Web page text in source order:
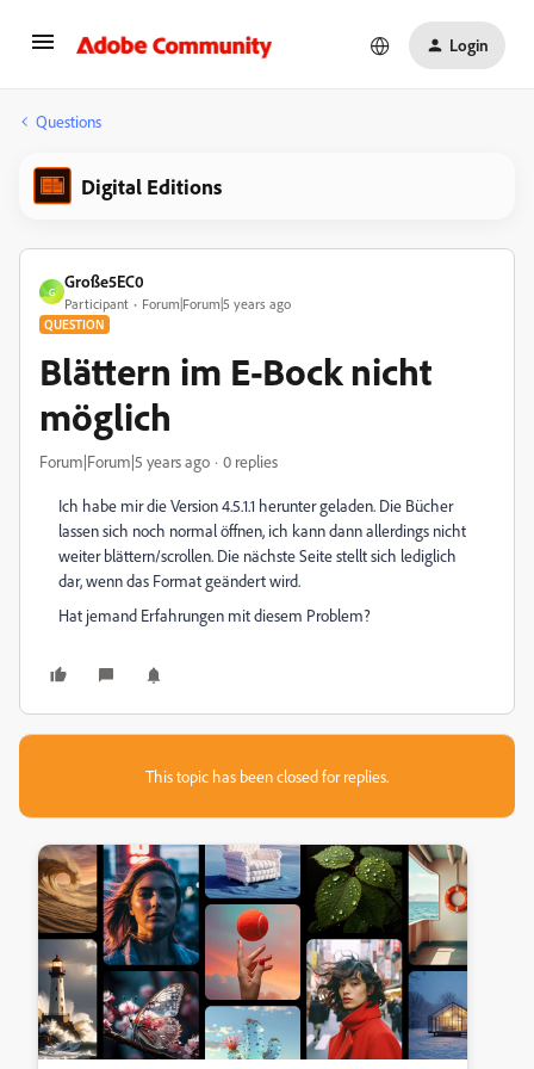
Login
Questions
Digital Editions
G
Große5EC0
Participant Forum|Forum|5 years ago
QUESTION
Blättern im E-Bock nicht
möglich
Forum|Forum|5 years ago 0 replies
Ich habe mir die Version 4.5.1.1 herunter geladen. Die Bücher
lassen sich noch normal öffnen, ich kann dann allerdings nicht
weiter blättern/scrollen. Die nächste Seite stellt sich lediglich
dar, wenn das Format geändert wird.
Hat jemand Erfahrungen mit diesem Problem?
This topic has been closed for replies.